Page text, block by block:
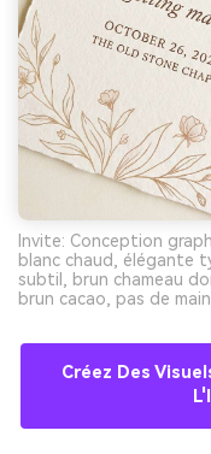
Invite: Conception
blanc chaud, élégante
subtil, brun chameau
brun cacao, pas de
Créez Des